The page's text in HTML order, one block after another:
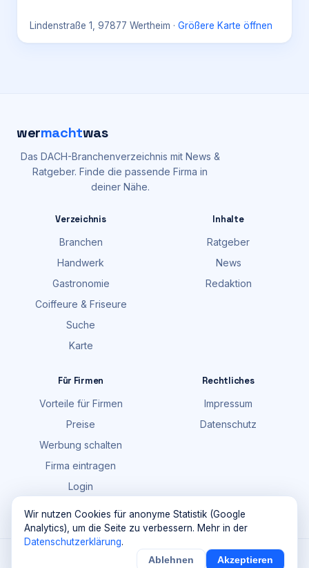
Lindenstraße 1, 97877 Wertheim · Größere Karte öffnen
wermachtwas
Das DACH-Branchenverzeichnis mit News &
Ratgeber. Finde die passende Firma in
deiner Nähe.
Verzeichnis
Branchen
Handwerk
Gastronomie
Coiffeure & Friseure
Suche
Karte
Inhalte
Ratgeber
News
Redaktion
Für Firmen
Vorteile für Firmen
Preise
Werbung schalten
Firma eintragen
Login
Rechtliches
Impressum
Datenschutz
Maik Möhring Media · Ermatingen
Details Sichern ×
Wir nutzen Cookies für anonyme Statistik (Google
Analytics), um die Seite zu verbessern. Mehr in der
Datenschutzerklärung.
Ablehnen Akzeptieren